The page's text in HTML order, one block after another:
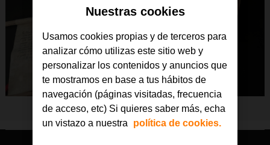
Nuestras cookies
Usamos cookies propias y de terceros para
analizar cómo utilizas este sitio web y
personalizar los contenidos y anuncios que
te mostramos en base a tus hábitos de
navegación (páginas visitadas, frecuencia
de acceso, etc) Si quieres saber más, echa
un vistazo a nuestra
política de cookies.